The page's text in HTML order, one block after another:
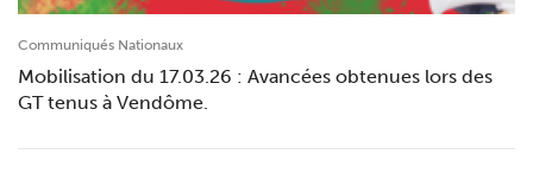
Communiqués Nationaux
Mobilisation du 17.03.26 : Avancées obtenues lors des
GT tenus à Vendôme.